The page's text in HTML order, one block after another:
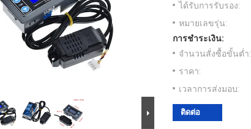
ได้รับการรับรอง:
หมายเลขรุ่น:
การชำระเงิน:
จำนวนสั่งซื้อขั้นต่ำ:
ราคา:
เวลาการส่งมอบ:
ติดต่อ